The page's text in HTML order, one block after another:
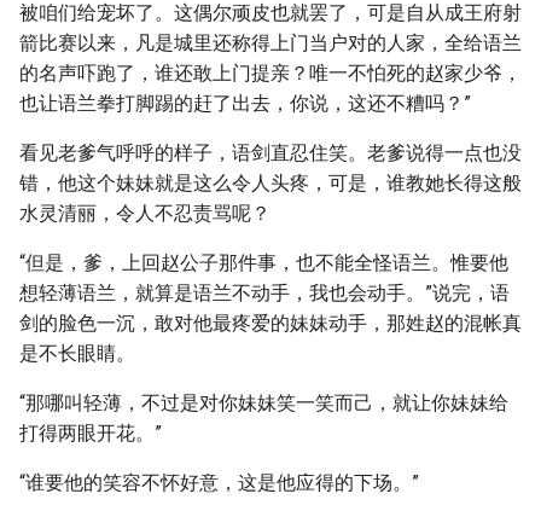
被咱们给宠坏了。这偶尔顽皮也就罢了，可是自从成王府射
箭比赛以来，凡是城里还称得上门当户对的人家，全给语兰
的名声吓跑了，谁还敢上门提亲？唯一不怕死的赵家少爷，
也让语兰拳打脚踢的赶了出去，你说，这还不糟吗？”
看见老爹气呼呼的样子，语剑直忍住笑。老爹说得一点也没
错，他这个妹妹就是这么令人头疼，可是，谁教她长得这般
水灵清丽，令人不忍责骂呢？
“但是，爹，上回赵公子那件事，也不能全怪语兰。惟要他
想轻薄语兰，就算是语兰不动手，我也会动手。”说完，语
剑的脸色一沉，敢对他最疼爱的妹妹动手，那姓赵的混帐真
是不长眼睛。
“那哪叫轻薄，不过是对你妹妹笑一笑而己，就让你妹妹给
打得两眼开花。”
“谁要他的笑容不怀好意，这是他应得的下场。”